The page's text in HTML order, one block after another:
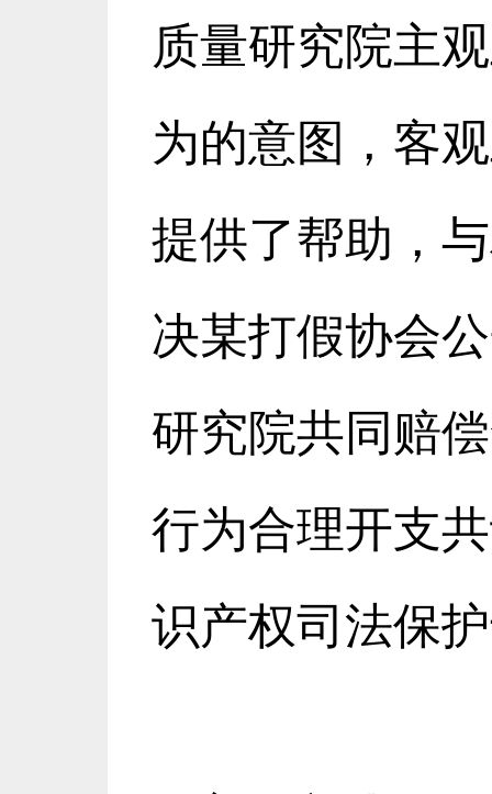
质量研究院主
为的意图，客
提供了帮助，
决某打假协会
研究院共同赔
行为合理开支
识产权司法保